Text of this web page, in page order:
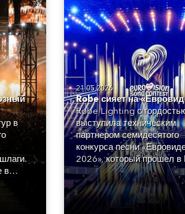
в
в
21.05.2026
Robe сияет на
Robe Lighting с
выступила техническим
партнером семидесятого
конкурса песни
2026», который прошел в
атмосфере блеска,
энергии, сияния, а также
высочайшего уровня
продакшена.